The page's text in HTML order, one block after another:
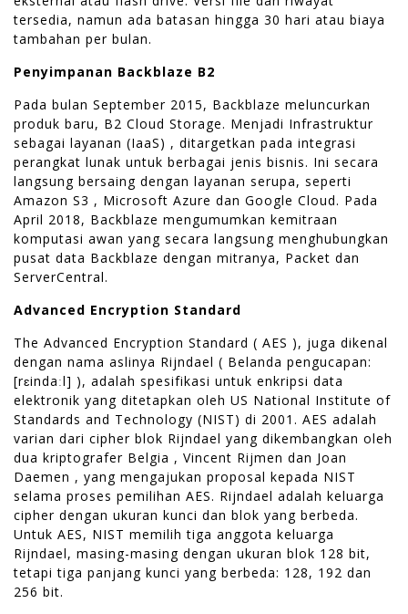
tersedia, namun ada batasan hingga 30 hari atau biaya
tambahan per bulan.
Penyimpanan Backblaze B2
Pada bulan September 2015, Backblaze meluncurkan
produk baru, B2 Cloud Storage. Menjadi Infrastruktur
sebagai layanan (IaaS) , ditargetkan pada integrasi
perangkat lunak untuk berbagai jenis bisnis. Ini secara
langsung bersaing dengan layanan serupa, seperti
Amazon S3 , Microsoft Azure dan Google Cloud. Pada
April 2018, Backblaze mengumumkan kemitraan
komputasi awan yang secara langsung menghubungkan
pusat data Backblaze dengan mitranya, Packet dan
ServerCentral.
Advanced Encryption Standard
The Advanced Encryption Standard ( AES ), juga dikenal
dengan nama aslinya Rijndael ( Belanda pengucapan:
[rɛindaːl] ), adalah spesifikasi untuk enkripsi data
elektronik yang ditetapkan oleh US National Institute of
Standards and Technology (NIST) di 2001. AES adalah
varian dari cipher blok Rijndael yang dikembangkan oleh
dua kriptografer Belgia , Vincent Rijmen dan Joan
Daemen , yang mengajukan proposal kepada NIST
selama proses pemilihan AES. Rijndael adalah keluarga
cipher dengan ukuran kunci dan blok yang berbeda.
Untuk AES, NIST memilih tiga anggota keluarga
Rijndael, masing-masing dengan ukuran blok 128 bit,
tetapi tiga panjang kunci yang berbeda: 128, 192 dan
256 bit.